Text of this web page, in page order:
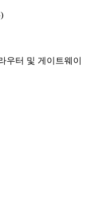
우터 및 게이트웨이